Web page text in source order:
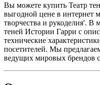
Вы можете купить Театр
выгодной цене в интернет
творчества и рукоделия'. В
теней Истории Гарри с
технические
посетителей. Мы
ведущих мировых брендов